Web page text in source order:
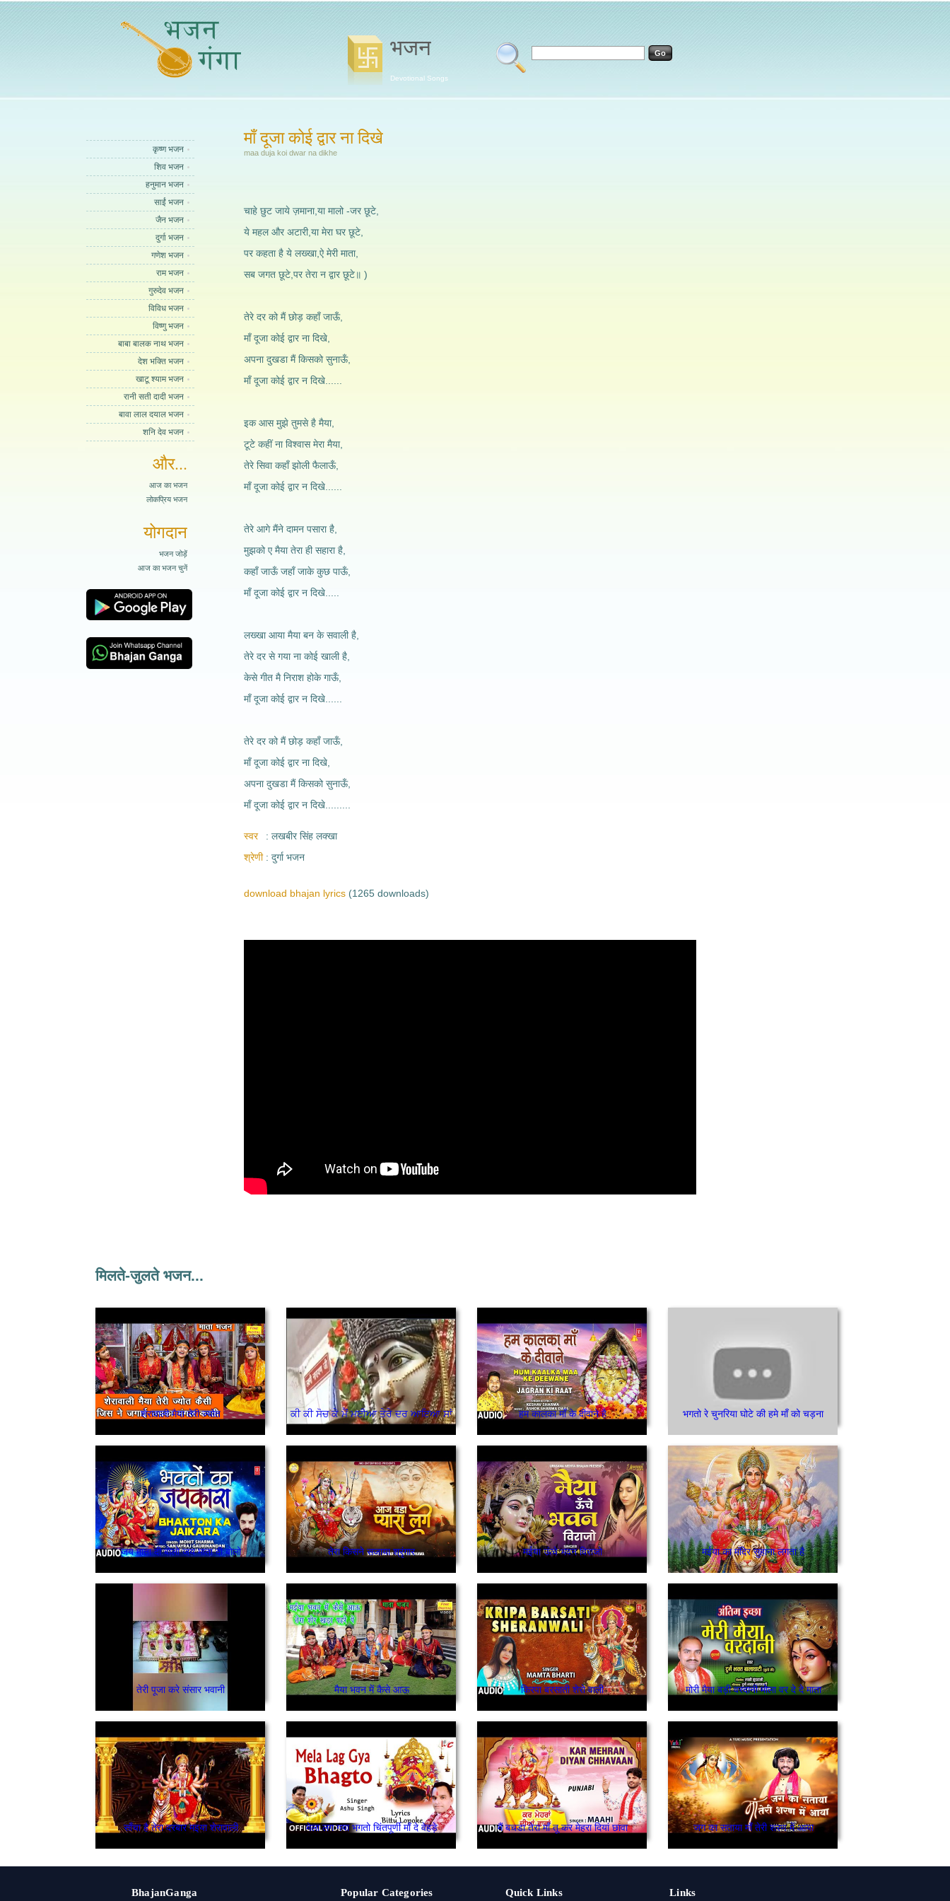
भजन
Devotional Songs
कृष्ण भजन
शिव भजन
हनुमान भजन
साईं भजन
जैन भजन
दुर्गा भजन
गणेश भजन
राम भजन
गुरुदेव भजन
विविध भजन
विष्णु भजन
बाबा बालक नाथ भजन
देश भक्ति भजन
खाटू श्याम भजन
रानी सती दादी भजन
बावा लाल दयाल भजन
शनि देव भजन
और...
आज का भजन
लोकप्रिय भजन
योगदान
भजन जोड़ें
आज का भजन चुनें
माँ दूजा कोई द्वार ना दिखे
maa duja koi dwar na dikhe
चाहे छुट जाये ज़माना,या मालो -जर छूटे,
ये महल और अटारी,या मेरा घर छूटे,
पर कहता है ये लख्खा,ऐ मेरी माता,
सब जगत छूटे,पर तेरा न द्वार छूटे॥ )
तेरे दर को मैं छोड़ कहाँ जाऊँ,
माँ दूजा कोई द्वार ना दिखे,
अपना दुखडा मैं किसको सुनाऊँ,
माँ दूजा कोई द्वार न दिखे......
इक आस मुझे तुमसे है मैया,
टूटे कहीं ना विश्वास मेरा मैया,
तेरे सिवा कहाँ झोली फैलाऊँ,
माँ दूजा कोई द्वार न दिखे......
तेरे आगे मैंने दामन पसारा है,
मुझको ए मैया तेरा ही सहारा है,
कहाँ जाऊँ जहाँ जाके कुछ पाऊँ,
माँ दूजा कोई द्वार न दिखे.....
लख्खा आया मैया बन के सवाली है,
तेरे दर से गया ना कोई खाली है,
केसे गीत मै निराश होके गाऊँ,
माँ दूजा कोई द्वार न दिखे......
तेरे दर को मैं छोड़ कहाँ जाऊँ,
माँ दूजा कोई द्वार ना दिखे,
अपना दुखडा मैं किसको सुनाऊँ,
माँ दूजा कोई द्वार न दिखे.........
स्वर
लखबीर सिंह लक्खा
श्रेणी
दुर्गा भजन
download bhajan lyrics (1265 downloads)
मिलते-जुलते भजन...
शेरावाली मैया तेरी ज्योत ਕੀ ਕੀ ਸੋਚ ਕੇ ਮੈਂ ਮਈਆ ਤੇਰੇ ਦਰ ਆਇਆ ਸਾਂ हम कालका माँ के दीवाने है भगतो रे चुनरिया घोटे की हमे माँ को चड़ना
जय माता दी बोलो जय माता दी बोलो तेरा किसने सजाया श्रृंगार मईया ऊंचे भवन विराजो मईया का मंदिर सुहाना लगता है
तेरी पूजा करे संसार भवानी मैया भवन में कैसे आऊ किरपा बरसाती शेरो वाली मोरी मैया बड़ी वरदानी मोला वर दे दे माता
साँचा है तेरा दरबार मइया शेरावाली मेला लग गया भगतो चिंतपूर्णी माँ दे वेहड़े मैं बचडा तेरा माँ तू कर मेहरा दियां छावा जग का सताया माँ तेरी शरण में आया
BhajanGanga Popular Categories Quick Links Links